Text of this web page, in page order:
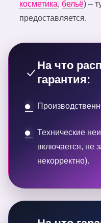
косметика, бельё) –
предоставляется.
На что
гарантия:
Технические
включается, не
некорректно).